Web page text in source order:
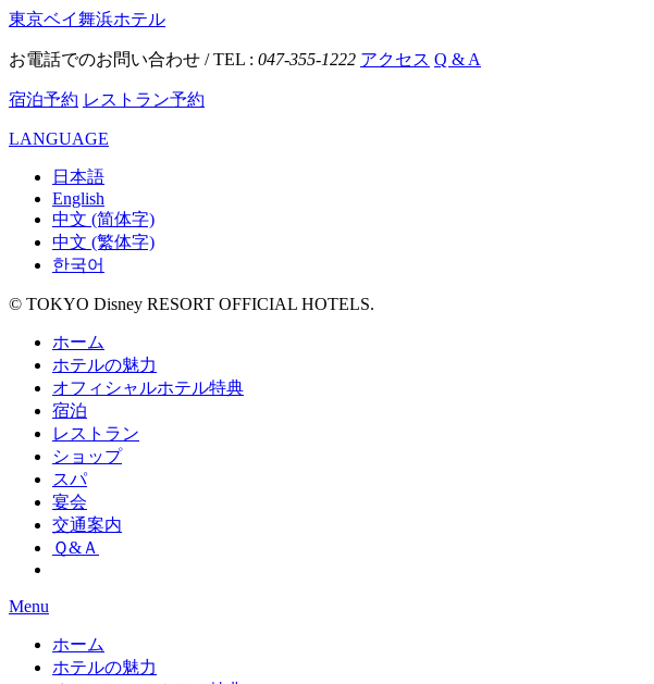
東京ベイ舞浜ホテル
お電話でのお問い合わせ / TEL : 047-355-1222 アクセス Q & A
宿泊予約 レストラン予約
LANGUAGE
日本語
English
中文 (简体字)
中文 (繁体字)
한국어
© TOKYO Disney RESORT OFFICIAL HOTELS.
ホーム
ホテルの魅力
オフィシャルホテル特典
宿泊
レストラン
ショップ
スパ
宴会
交通案内
Ｑ&Ａ
Menu
ホーム
ホテルの魅力